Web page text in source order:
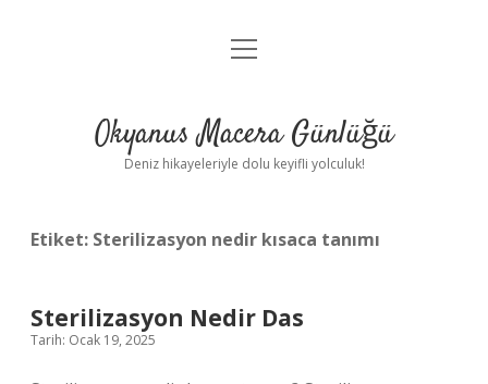
Anasayfa
Yasal Uyarı
menüyü
Okyanus Macera Günlüğü
Deniz hikayeleriyle dolu keyifli yolculuk!
Etiket: Sterilizasyon nedir kısaca tanımı
Sterilizasyon Nedir Das
Tarih: Ocak 19, 2025